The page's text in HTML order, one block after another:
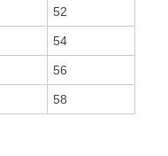
52
54
56
58